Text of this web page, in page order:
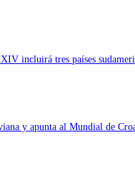
incluirá tres países
y apunta al Mundial de